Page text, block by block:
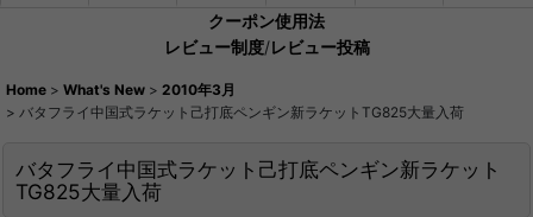
クーポン使用法
レビュー制度/レビュー投稿
Home > What's New > 2010年3月
> バタフライ中国式ラケット己打底ペンギン新ラケットTG825大量入荷
バタフライ中国式ラケット己打底ペンギン新ラケット
TG825大量入荷